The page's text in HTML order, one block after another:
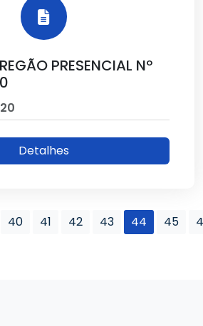
PRESENCIAL Nº
Detalhes
40 41 42 43 44 45